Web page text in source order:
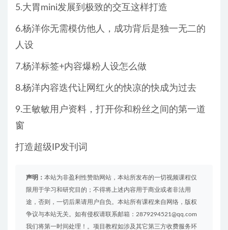
5.大胃mini发展到极致的交互这样打造
6.杨洋你无需模仿他人，成功背后是独一无二的
人设
7.杨洋标签+内容爆粉人设怎么做
8.杨洋内容迭代让网红火的快凉的快成为过去
9.王敏敏用户资料，打开你和粉丝之间的第一道
窗
打造超级IP发刊词
声明： 本站为非盈利性赞助网站，本站所发布的一切视频课程仅
限用于学习和研究目的；不得将上述内容用于商业或者非法用
途，否则，一切后果请用户自负。本站所有课程来自网络，版权
争议与本站无关。如有侵权请联系邮箱：2879294521@qq.com
我们将第一时间处理！。项目教程如涉及其它第三方收费服务环